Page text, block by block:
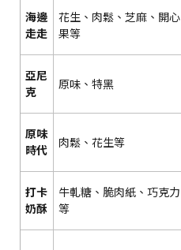
海邊
走走
花生、肉鬆、芝麻、開心
果等
亞尼
克
原味、特黑
原味
時代
肉鬆、花生等
打卡
奶酥
牛軋糖、脆肉紙、巧克力
等